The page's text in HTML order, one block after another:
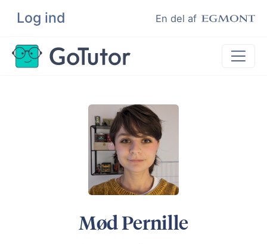
Log ind En del af
Søg
Lektiehjælp
Eksamenshjælp
Hjælp til ordblinde
Kundeudtalelser
Mød Pernille